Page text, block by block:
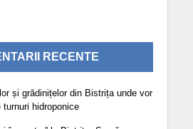
RECENTE
și grădinițelor din Bistrița unde vor
hidroponice